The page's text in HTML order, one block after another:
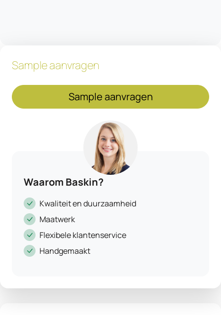
Sample aanvragen
Sample aanvragen
Waarom Baskin?
Kwaliteit en duurzaamheid
Maatwerk
Flexibele klantenservice
Handgemaakt